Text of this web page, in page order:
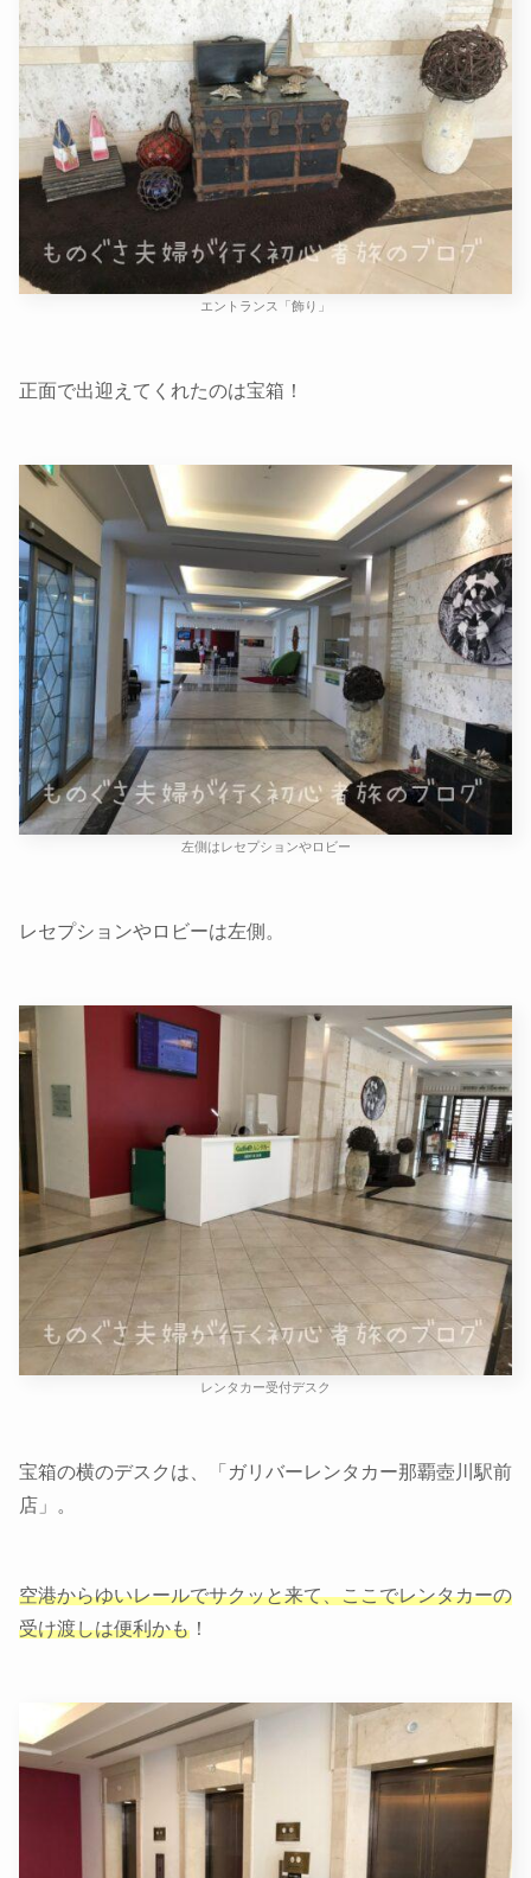
エントランス「飾り」
正面で出迎えてくれたのは宝箱！
左側はレセプションやロビー
レセプションやロビーは左側。
レンタカー受付デスク
宝箱の横のデスクは、「ガリバーレンタカー那覇壺川駅前
店」。
空港からゆいレールでサクッと来て、ここでレンタカーの
受け渡しは便利かも ！